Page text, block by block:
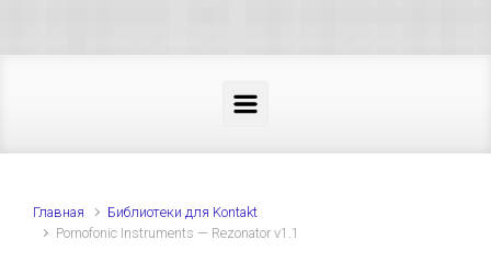
Главная
Библиотеки для Kontakt
Pornofonic Instruments — Rezonator v1.1